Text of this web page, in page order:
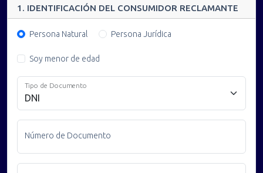
1. IDENTIFICACIÓN DEL CONSUMIDOR RECLAMANTE
Persona Natural Persona Jurídica
Soy menor de edad
Tipo de Documento
Número de Documento